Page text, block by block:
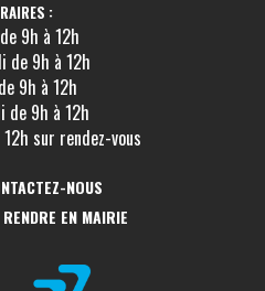
:
9h à 12h
de 9h à 12h
9h à 12h
de 9h à 12h
sur rendez-vous
NOUS
RENDRE EN MAIRIE